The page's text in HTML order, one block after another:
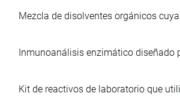
Mezcla de disolventes orgánicos
Inmunoanálisis enzimático diseñado
Kit de reactivos de laboratorio que